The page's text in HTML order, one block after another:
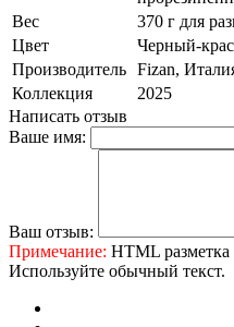
Вес
370 г для
Цвет
Черный-
Производитель Fizan,
Коллекция
2025
Написать отзыв
Ваше имя:
Ваш отзыв:
Примечание: HTML разметка
Используйте обычный текст.